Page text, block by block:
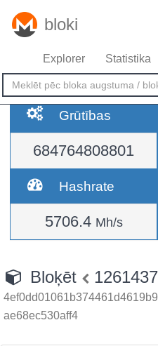
bloki
Explorer Statistika
Grūtības
684764808801
Hashrate
5706.4 Mh/s
Bloķēt 1261437
ae68ec530aff4